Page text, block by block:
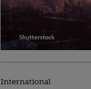
International